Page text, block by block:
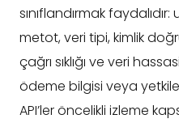
sınıflandırmak
metot, veri tipi, kimlik
çağrı sıklığı ve veri
ödeme bilgisi veya
API’ler öncelikli izleme